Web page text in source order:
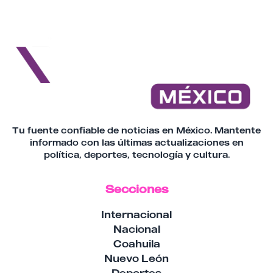
Tu fuente confiable de noticias en México. Mantente
informado con las últimas actualizaciones en
política, deportes, tecnología y cultura.
Secciones
Internacional
Nacional
Coahuila
Nuevo León